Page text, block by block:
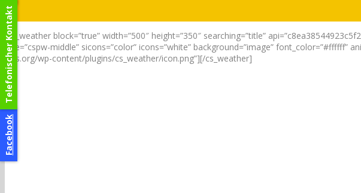
[cs_weather block=”true” width=”500″ height=”350″ searching=”title”
size=”cspw-middle” sicons=”color” icons=”white” background=”image”
kids.org/wp-content/plugins/cs_weather/icon.png”][/cs_weather]
Facebook
Telefonischer Kontakt